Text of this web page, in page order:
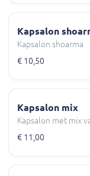
Kapsalon
Kapsalon shoarma
€ 10,50
Kapsalon mix
Kapsalon met mix
€ 11,00